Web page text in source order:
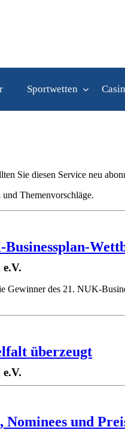
Sportwetten
Sie diesen Service neu
Themenvorschläge.
Gewinner des 21. NUK-
überzeugt
und